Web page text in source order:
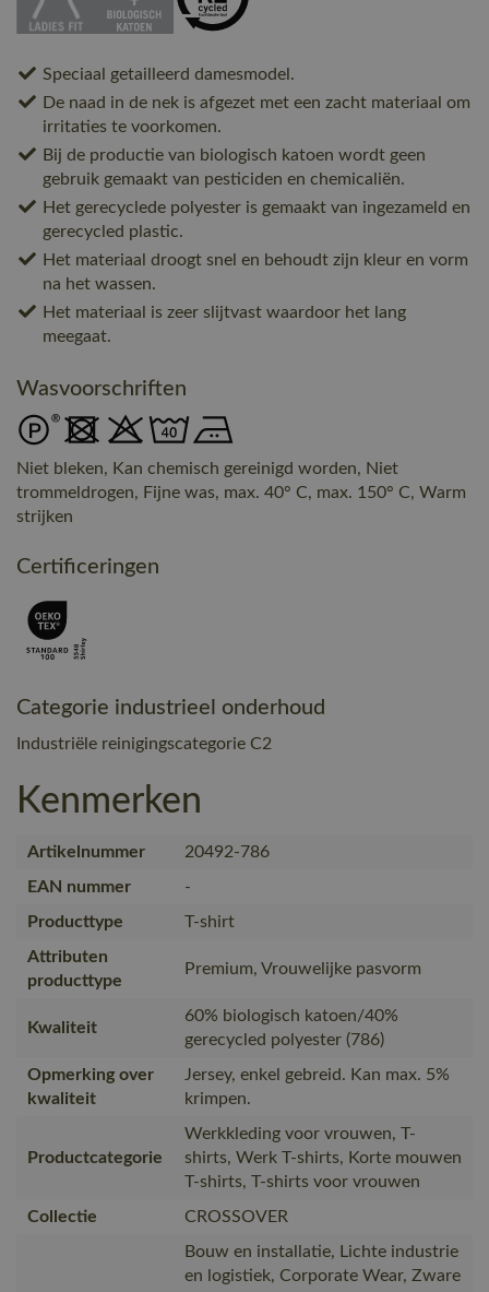
Speciaal getailleerd damesmodel.
De naad in de nek is afgezet met een zacht materiaal om
irritaties te voorkomen.
Bij de productie van biologisch katoen wordt geen
gebruik gemaakt van pesticiden en chemicaliën.
Het gerecyclede polyester is gemaakt van ingezameld en
gerecycled plastic.
Het materiaal droogt snel en behoudt zijn kleur en vorm
na het wassen.
Het materiaal is zeer slijtvast waardoor het lang
meegaat.
Wasvoorschriften
Niet bleken, Kan chemisch gereinigd worden, Niet
trommeldrogen, Fijne was, max. 40° C, max. 150° C, Warm
strijken
Certificeringen
Categorie industrieel onderhoud
Industriële reinigingscategorie C2
Kenmerken
Artikelnummer
20492-786
EAN nummer
-
Producttype
T-shirt
Attributen
producttype
Premium, Vrouwelijke pasvorm
Kwaliteit
60% biologisch katoen/40%
gerecycled polyester (786)
Opmerking over
kwaliteit
Jersey, enkel gebreid. Kan max. 5%
krimpen.
Productcategorie
Werkkleding voor vrouwen, T-
shirts, Werk T-shirts, Korte mouwen
T-shirts, T-shirts voor vrouwen
Collectie
CROSSOVER
Bouw en installatie, Lichte industrie
en logistiek, Corporate Wear, Zware